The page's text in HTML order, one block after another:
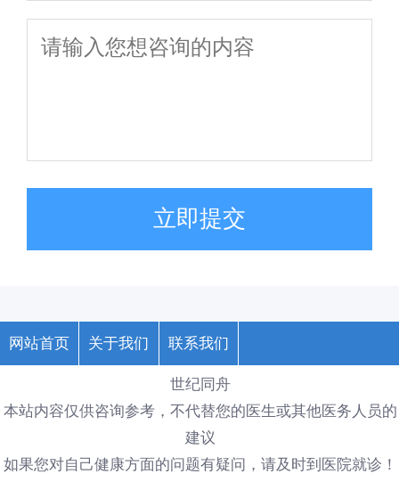
立即提交
网站首页 关于我们 联系我们
世纪同舟
本站内容仅供咨询参考，不代替您的医生或其他医务人员的
建议
如果您对自己健康方面的问题有疑问，请及时到医院就诊！